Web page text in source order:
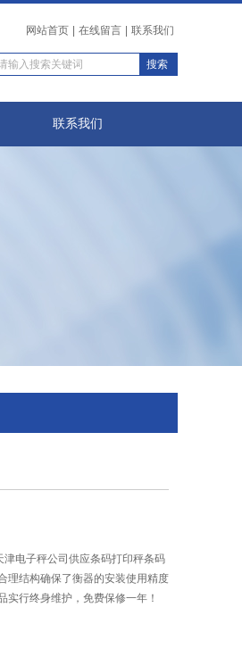
网站首页 在线留言 联系我们
联系我们
电子秤公司供应条码打印秤条码
理结构确保了衡器的安装使用精度
实行终身维护，免费保修一年！